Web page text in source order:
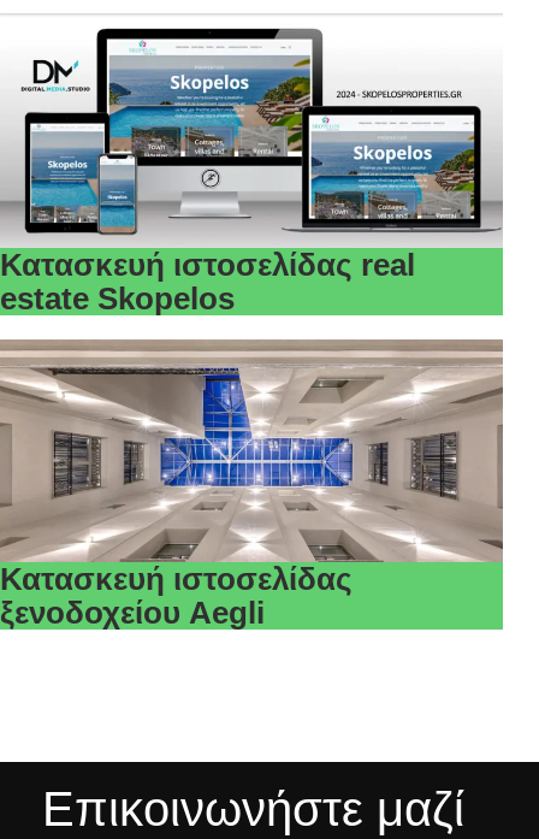
Κατασκευή ιστοσελίδας real
estate Skopelos
Κατασκευή ιστοσελίδας
ξενοδοχείου Aegli
Επικοινωνήστε μαζί